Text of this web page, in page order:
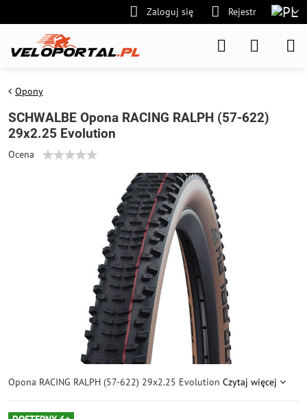
Zaloguj się Rejestr
Opony
SCHWALBE Opona RACING RALPH (57-622)
29x2.25 Evolution
Ocena
Opona RACING RALPH (57-622) 29x2.25 Evolution Czytaj więcej